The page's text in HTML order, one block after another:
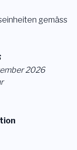
gemäss
2026